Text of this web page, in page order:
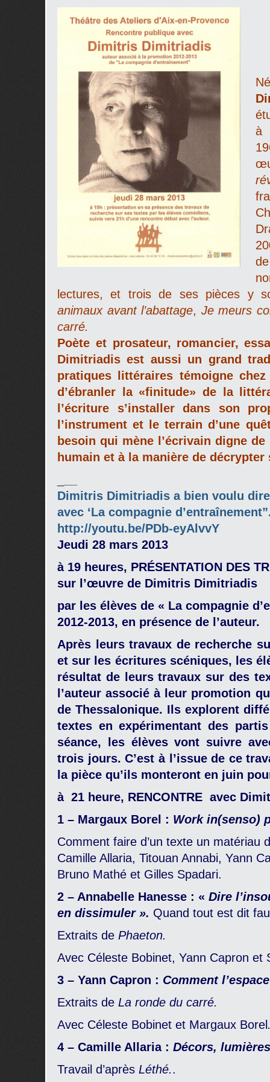
à
lectures, et trois de ses pièces y
animaux avant l’abattage, Je meurs
carré.
Poète et prosateur, romancier,
Dimitriadis est aussi un grand
pratiques littéraires témoigne
d’ébranler la «finitude» de la
l’écriture s’installer dans son
l’instrument et le terrain d’une
besoin qui mène l’écrivain digne
humain et à la manière de
Dimitris Dimitriadis a bien voulu
avec ‘La compagnie
http://youtu.be/PDb-eyAlvvY
Jeudi 28 mars 2013
à 19 heures, PRÉSENTATION DES
sur l’œuvre de Dimitris Dimitriadis
par les élèves de « La compagnie
2012-2013, en présence de l’auteur.
Après leurs travaux de recherche
et sur les écritures scéniques, les
résultat de leurs travaux sur des
l’auteur associé à leur promotion
de Thessalonique. Ils explorent
textes en expérimentant des
séance, les élèves vont suivre
trois jours. C’est à l’issue de ce
la pièce qu’ils monteront en juin
à 21 heure, RENCONTRE avec
1 – Margaux Borel : Work in(senso)
Comment faire d’un texte un matériau
Camille Allaria, Titouan Annabi, Yann
Bruno Mathé et Gilles Spadari.
2 – Annabelle Hanesse : « Dire
en dissimuler ». Quand tout est dit
Extraits de Phaeton.
Avec Céleste Bobinet, Yann Capron et
3 – Yann Capron : Comment
Extraits de La ronde du carré.
Avec Céleste Bobinet et Margaux Borel
4 – Camille Allaria : Décors,
Travail d’après Léthé..